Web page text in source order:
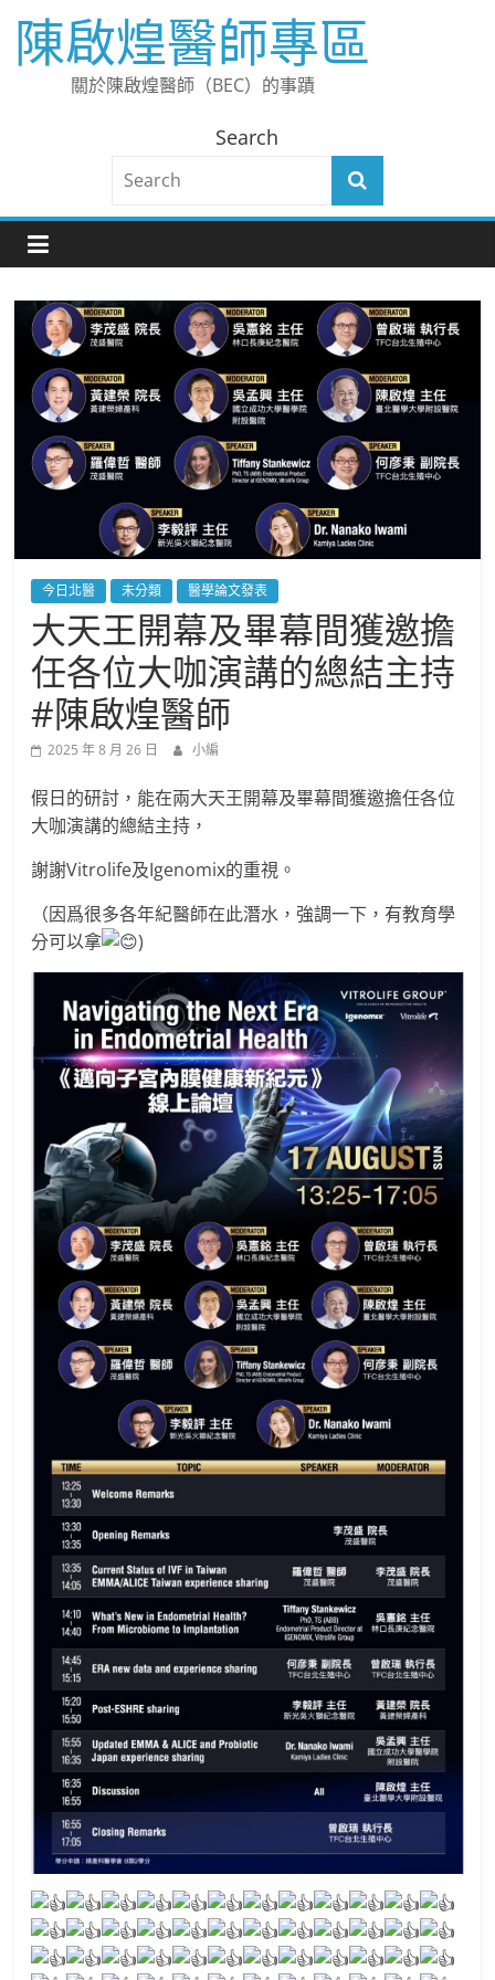
content
陳啟煌醫師專區
關於陳啟煌醫師（BEC）的事蹟
Search
今日北醫 未分類 醫學論文發表
大天王開幕及畢幕間獲邀擔
任各位大咖演講的總結主持
#陳啟煌醫師
2025 年 8 月 26 日 小編
假日的研討，能在兩大天王開幕及畢幕間獲邀擔任各位
大咖演講的總結主持，
謝謝Vitrolife及Igenomix的重視。
（因爲很多各年紀醫師在此潛水，強調一下，有教育學
分可以拿
)